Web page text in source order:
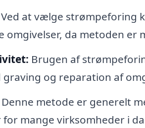
Ved at vælge strømpeforing
omgivelser, da metoden er
Brugen af
og reparation af
Denne metode er generelt
mange virksomheder i